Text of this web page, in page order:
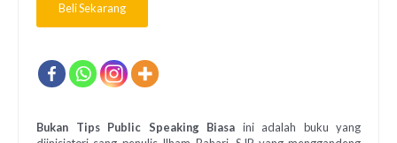
Beli Sekarang
Bukan Tips Public Speaking Biasa ini adalah buku yang